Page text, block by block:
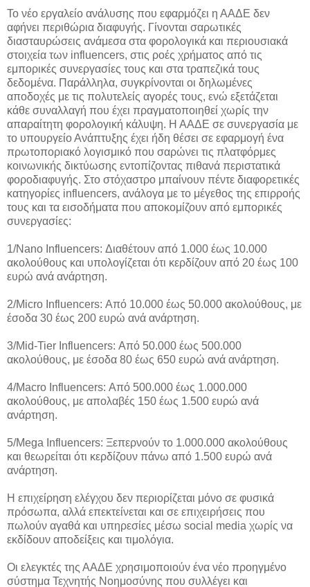
Το νέο εργαλείο ανάλυσης που εφαρμόζει η ΑΑΔΕ δεν
αφήνει περιθώρια διαφυγής. Γίνονται σαρωτικές
διασταυρώσεις ανάμεσα στα φορολογικά και περιουσιακά
στοιχεία των influencers, στις ροές χρήματος από τις
εμπορικές συνεργασίες τους και στα τραπεζικά τους
δεδομένα. Παράλληλα, συγκρίνονται οι δηλωμένες
αποδοχές με τις πολυτελείς αγορές τους, ενώ εξετάζεται
κάθε συναλλαγή που έχει πραγματοποιηθεί χωρίς την
απαραίτητη φορολογική κάλυψη. Η ΑΑΔΕ σε συνεργασία με
το υπουργείο Ανάπτυξης έχει ήδη θέσει σε εφαρμογή ένα
πρωτοποριακό λογισμικό που σαρώνει τις πλατφόρμες
κοινωνικής δικτύωσης εντοπίζοντας πιθανά περιστατικά
φοροδιαφυγής. Στο στόχαστρο μπαίνουν πέντε διαφορετικές
κατηγορίες influencers, ανάλογα με το μέγεθος της επιρροής
τους και τα εισοδήματα που αποκομίζουν από εμπορικές
συνεργασίες:
1/Nano Influencers: Διαθέτουν από 1.000 έως 10.000
ακολούθους και υπολογίζεται ότι κερδίζουν από 20 έως 100
ευρώ ανά ανάρτηση.
2/Micro Influencers: Από 10.000 έως 50.000 ακολούθους, με
έσοδα 30 έως 200 ευρώ ανά ανάρτηση.
3/Mid-Tier Influencers: Από 50.000 έως 500.000
ακολούθους, με έσοδα 80 έως 650 ευρώ ανά ανάρτηση.
4/Macro Influencers: Από 500.000 έως 1.000.000
ακολούθους, με απολαβές 150 έως 1.500 ευρώ ανά
ανάρτηση.
5/Mega Influencers: Ξεπερνούν το 1.000.000 ακολούθους
και θεωρείται ότι κερδίζουν πάνω από 1.500 ευρώ ανά
ανάρτηση.
Η επιχείρηση ελέγχου δεν περιορίζεται μόνο σε φυσικά
πρόσωπα, αλλά επεκτείνεται και σε επιχειρήσεις που
πωλούν αγαθά και υπηρεσίες μέσω social media χωρίς να
εκδίδουν αποδείξεις και τιμολόγια.
Οι ελεγκτές της ΑΑΔΕ χρησιμοποιούν ένα νέο προηγμένο
σύστημα Τεχνητής Νοημοσύνης που συλλέγει και